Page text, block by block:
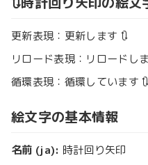
更新表現：更新します 🔃
リロード表現：リロードし
循環表現：循環しています 🔃
絵文字の基本情報
名前 (ja): 時計回り矢印